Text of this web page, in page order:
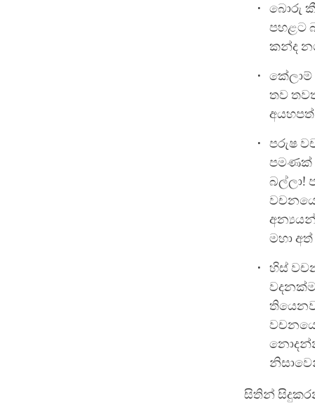
බොරු
පහළට
කන්ද
තව
අයහපත්
පරුෂ
පමණක්
බල්ලා!
මහා අත්
හිස්
සිතින්